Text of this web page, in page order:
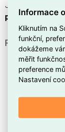
Je
provedenía
PROČ SI
Ovládání
digitálních
Je
intenzity
pevné
Informace
Kliknutím na
funkční,
dokážeme
měřit
preference
Nastavení